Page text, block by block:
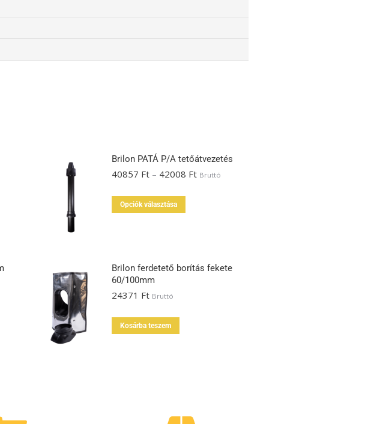
Brilon PATÁ P/A tetőátvezetés
40857 Ft – 42008 Ft Bruttó
Opciók választása
Brilon ferdetető borítás fekete
60/100mm
24371 Ft Bruttó
Kosárba teszem